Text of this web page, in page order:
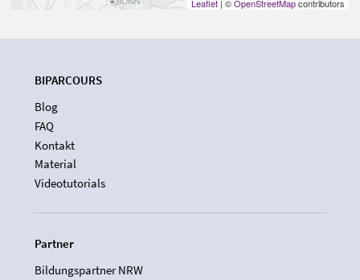
Leaflet | ©OpenStreetMapcontributors
BIPARCOURS
Blog
FAQ
Kontakt
Material
Videotutorials
Partner
Bildungspartner NRW